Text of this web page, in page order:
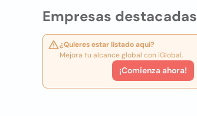
Empresas destacadas
¿Quieres estar listado aquí?
Mejora tu alcance global con iGlobal.
¡Comienza ahora!